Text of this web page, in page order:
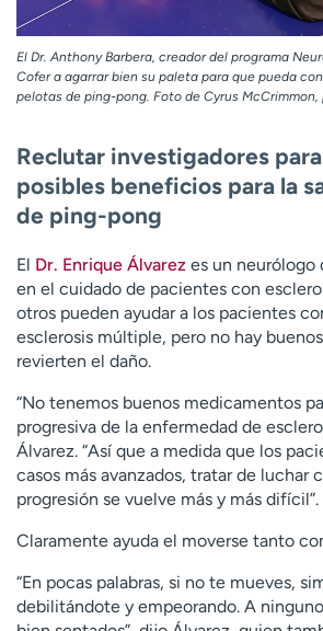
El Dr. Anthony Barbera, creador del programa
Cofer a agarrar bien su paleta para que pueda
pelotas de ping-pong. Foto de Cyrus McCrimmon,
Reclutar investigadores
posibles beneficios para la
de ping-pong
El Dr. Enrique Álvarez es un neurólogo
en el cuidado de pacientes con
otros pueden ayudar a los pacientes
esclerosis múltiple, pero no hay
revierten el daño.
“No tenemos buenos medicamentos
progresiva de la enfermedad de
Álvarez. “Así que a medida que los
casos más avanzados, tratar de luchar
progresión se vuelve más y más difícil”.
Claramente ayuda el moverse tanto
“En pocas palabras, si no te mueves,
debilitándote y empeorando. A